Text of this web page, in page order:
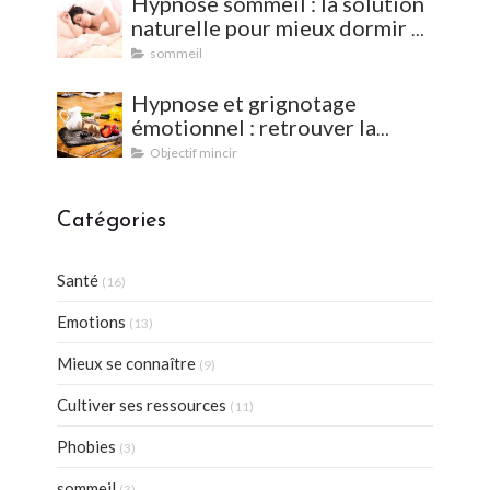
naturelle pour mieux dormir et
vaincre les insomnies
sommeil
Hypnose et grignotage
émotionnel : retrouver la
satiété et l'équilibre
Objectif mincir
Catégories
Santé (16)
Emotions (13)
Mieux se connaître (9)
Cultiver ses ressources (11)
Phobies (3)